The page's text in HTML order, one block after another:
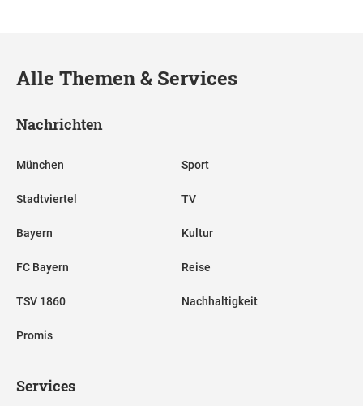
Alle Themen & Services
Nachrichten
München
Stadtviertel
Bayern
FC Bayern
TSV 1860
Promis
Sport
TV
Kultur
Reise
Nachhaltigkeit
Services